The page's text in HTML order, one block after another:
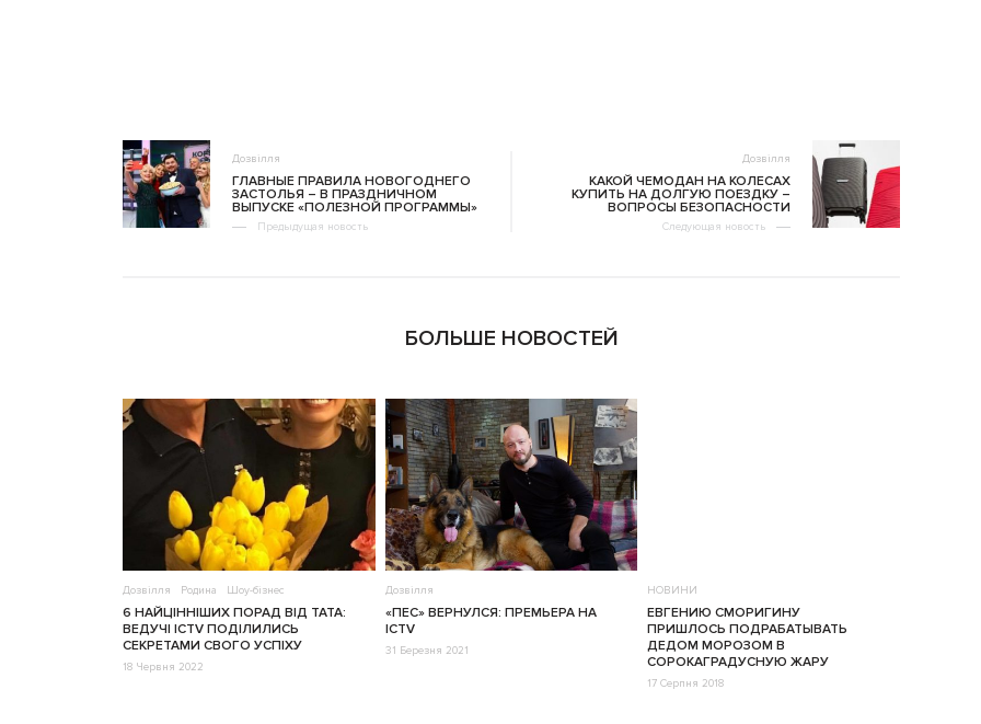
Дозвілля
ГЛАВНЫЕ ПРАВИЛА НОВОГОДНЕГО
ЗАСТОЛЬЯ – В ПРАЗДНИЧНОМ
ВЫПУСКЕ «ПОЛЕЗНОЙ ПРОГРАММЫ»
Предыдущая новость
Дозвілля
КАКОЙ ЧЕМОДАН НА КОЛЕСАХ
КУПИТЬ НА ДОЛГУЮ ПОЕЗДКУ –
ВОПРОСЫ БЕЗОПАСНОСТИ
Следующая новость
БОЛЬШЕ НОВОСТЕЙ
Дозвілля Родина Шоу-бізнес
6 НАЙЦІННІШИХ ПОРАД ВІД ТАТА:
ВЕДУЧІ ICTV ПОДІЛИЛИСЬ
СЕКРЕТАМИ СВОГО УСПІХУ
18 Червня 2022
Дозвілля
«ПЕС» ВЕРНУЛСЯ: ПРЕМЬЕРА НА
ICTV
31 Березня 2021
НОВИНИ
ЕВГЕНИЮ СМОРИГИНУ
ПРИШЛОСЬ ПОДРАБАТЫВАТЬ
ДЕДОМ МОРОЗОМ В
СОРОКАГРАДУСНУЮ ЖАРУ
17 Серпня 2018